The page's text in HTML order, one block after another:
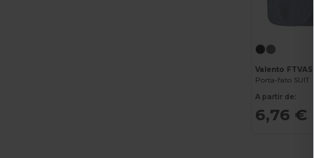
Valento
Porta-fato SUIT
A partir de:
6,76 €